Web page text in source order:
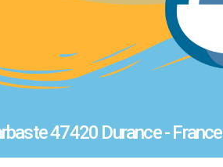
47420 Durance - France